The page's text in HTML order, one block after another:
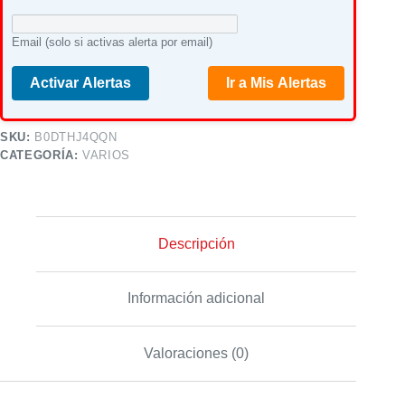
Email (solo si activas alerta por email)
Activar Alertas Ir a Mis Alertas
SKU: B0DTHJ4QQN
CATEGORÍA:VARIOS
Descripción
Información adicional
Valoraciones (0)